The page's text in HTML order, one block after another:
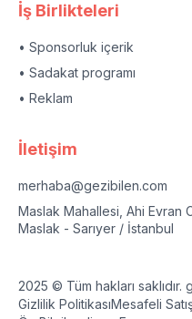
İş Birlikteleri
• Sponsorluk içerik
• Sadakat programı
• Reklam
İletişim
merhaba@gezibilen.com
Maslak Mahallesi, Ahi Evran
Maslak - Sarıyer / İstanbul
2025 © Tüm hakları saklıdır.
Gizlilik PolitikasıMesafeli